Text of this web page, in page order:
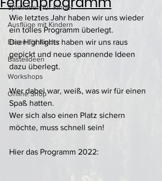
Spielideen für Kinder
Ausflüge mit Kindern
Essen für Kinder
Bastelideen
Workshops
Online Shop
Wie letztes Jahr haben wir uns wieder
ein tolles Programm überlegt.
Die Highlights haben wir uns raus
gepickt und neue spannende Ideen
dazu überlegt.
Wer dabei war, weiß, was wir für einen
Spaß hatten.
Wer sich also einen Platz sichern
möchte, muss schnell sein!
Hier das Programm 2022: